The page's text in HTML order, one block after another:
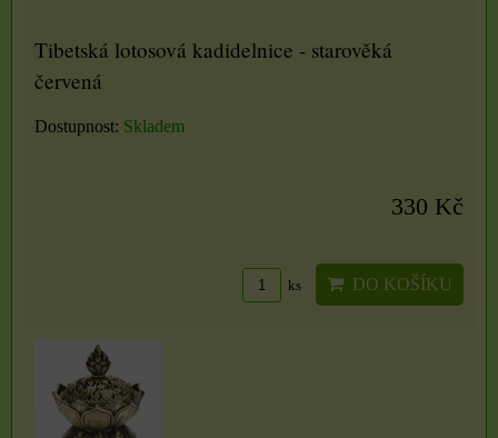
Tibetská lotosová kadidelnice - starověká
červená
Dostupnost: Skladem
330 Kč
ks DO KOŠÍKU